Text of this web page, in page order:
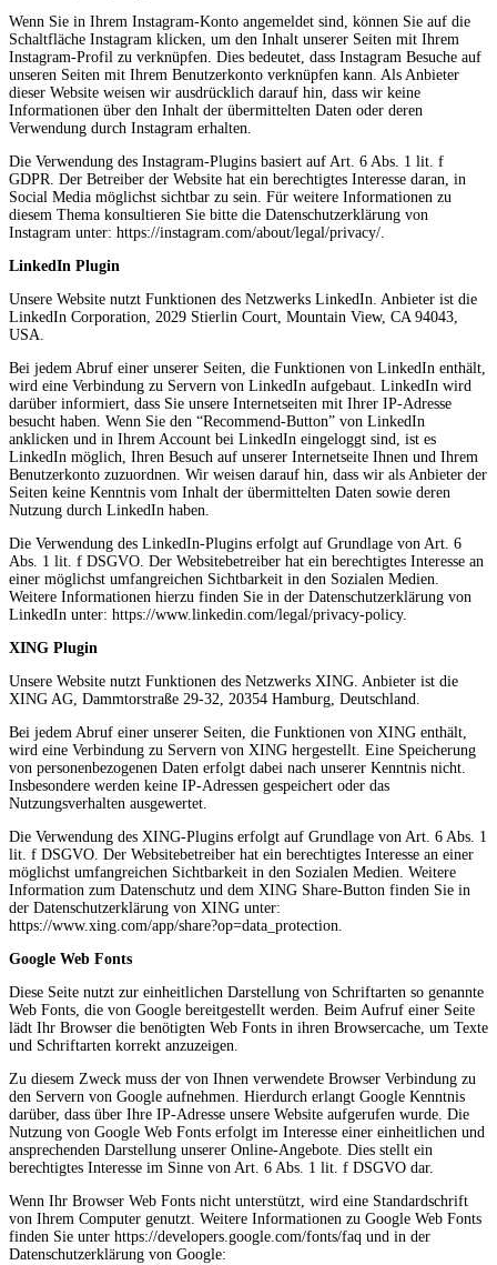
Wenn Sie in Ihrem Instagram-Konto angemeldet sind, können Sie auf die
Schaltfläche Instagram klicken, um den Inhalt unserer Seiten mit Ihrem
Instagram-Profil zu verknüpfen. Dies bedeutet, dass Instagram Besuche auf
unseren Seiten mit Ihrem Benutzerkonto verknüpfen kann. Als Anbieter
dieser Website weisen wir ausdrücklich darauf hin, dass wir keine
Informationen über den Inhalt der übermittelten Daten oder deren
Verwendung durch Instagram erhalten.
Die Verwendung des Instagram-Plugins basiert auf Art. 6 Abs. 1 lit. f
GDPR. Der Betreiber der Website hat ein berechtigtes Interesse daran, in
Social Media möglichst sichtbar zu sein. Für weitere Informationen zu
diesem Thema konsultieren Sie bitte die Datenschutzerklärung von
Instagram unter: https://instagram.com/about/legal/privacy/.
LinkedIn Plugin
Unsere Website nutzt Funktionen des Netzwerks LinkedIn. Anbieter ist die
LinkedIn Corporation, 2029 Stierlin Court, Mountain View, CA 94043,
USA.
Bei jedem Abruf einer unserer Seiten, die Funktionen von LinkedIn enthält,
wird eine Verbindung zu Servern von LinkedIn aufgebaut. LinkedIn wird
darüber informiert, dass Sie unsere Internetseiten mit Ihrer IP-Adresse
besucht haben. Wenn Sie den “Recommend-Button” von LinkedIn
anklicken und in Ihrem Account bei LinkedIn eingeloggt sind, ist es
LinkedIn möglich, Ihren Besuch auf unserer Internetseite Ihnen und Ihrem
Benutzerkonto zuzuordnen. Wir weisen darauf hin, dass wir als Anbieter der
Seiten keine Kenntnis vom Inhalt der übermittelten Daten sowie deren
Nutzung durch LinkedIn haben.
Die Verwendung des LinkedIn-Plugins erfolgt auf Grundlage von Art. 6
Abs. 1 lit. f DSGVO. Der Websitebetreiber hat ein berechtigtes Interesse an
einer möglichst umfangreichen Sichtbarkeit in den Sozialen Medien.
Weitere Informationen hierzu finden Sie in der Datenschutzerklärung von
LinkedIn unter: https://www.linkedin.com/legal/privacy-policy.
XING Plugin
Unsere Website nutzt Funktionen des Netzwerks XING. Anbieter ist die
XING AG, Dammtorstraße 29-32, 20354 Hamburg, Deutschland.
Bei jedem Abruf einer unserer Seiten, die Funktionen von XING enthält,
wird eine Verbindung zu Servern von XING hergestellt. Eine Speicherung
von personenbezogenen Daten erfolgt dabei nach unserer Kenntnis nicht.
Insbesondere werden keine IP-Adressen gespeichert oder das
Nutzungsverhalten ausgewertet.
Die Verwendung des XING-Plugins erfolgt auf Grundlage von Art. 6 Abs. 1
lit. f DSGVO. Der Websitebetreiber hat ein berechtigtes Interesse an einer
möglichst umfangreichen Sichtbarkeit in den Sozialen Medien. Weitere
Information zum Datenschutz und dem XING Share-Button finden Sie in
der Datenschutzerklärung von XING unter:
https://www.xing.com/app/share?op=data_protection.
Google Web Fonts
Diese Seite nutzt zur einheitlichen Darstellung von Schriftarten so genannte
Web Fonts, die von Google bereitgestellt werden. Beim Aufruf einer Seite
lädt Ihr Browser die benötigten Web Fonts in ihren Browsercache, um Texte
und Schriftarten korrekt anzuzeigen.
Zu diesem Zweck muss der von Ihnen verwendete Browser Verbindung zu
den Servern von Google aufnehmen. Hierdurch erlangt Google Kenntnis
darüber, dass über Ihre IP-Adresse unsere Website aufgerufen wurde. Die
Nutzung von Google Web Fonts erfolgt im Interesse einer einheitlichen und
ansprechenden Darstellung unserer Online-Angebote. Dies stellt ein
berechtigtes Interesse im Sinne von Art. 6 Abs. 1 lit. f DSGVO dar.
Wenn Ihr Browser Web Fonts nicht unterstützt, wird eine Standardschrift
von Ihrem Computer genutzt. Weitere Informationen zu Google Web Fonts
finden Sie unter https://developers.google.com/fonts/faq und in der
Datenschutzerklärung von Google: